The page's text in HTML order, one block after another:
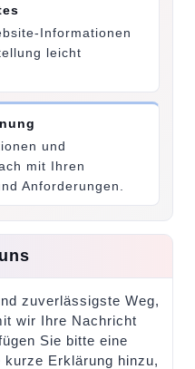
Informationen
leicht
und
mit Ihren
Anforderungen.
zuverlässigste Weg,
wir Ihre Nachricht
Sie bitte eine
Erklärung hinzu,